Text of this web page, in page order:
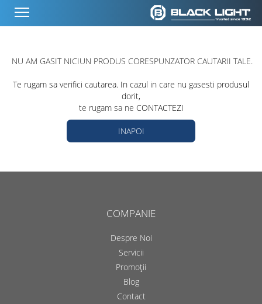
NU AM GASIT NICIUN PRODUS CORESPUNZATOR CAUTARII TALE.
Te rugam sa verifici cautarea. In cazul in care nu gasesti produsul
dorit,
te rugam sa ne CONTACTEZI
INAPOI
COMPANIE
Despre Noi
Servicii
Promoții
Blog
Contact